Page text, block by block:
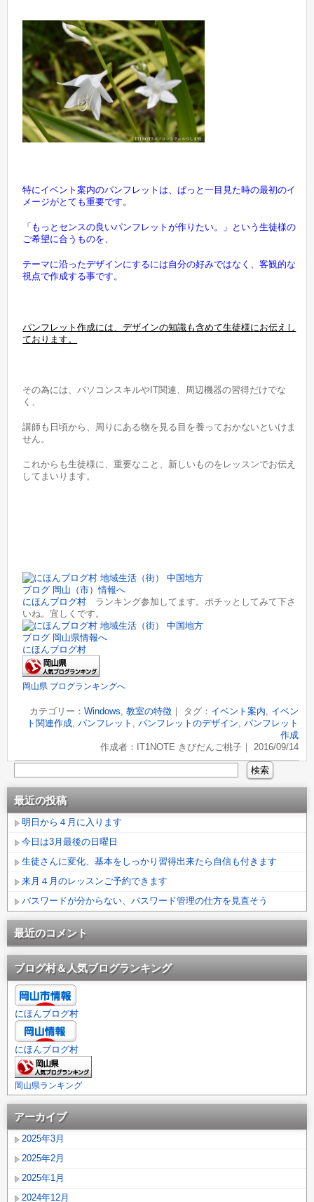
特にイベント案内のパンフレットは、ぱっと一目見た時の最初のイ
メージがとても重要です。
「もっとセンスの良いパンフレットが作りたい。」という生徒様の
ご希望に合うものを、
テーマに沿ったデザインにするには自分の好みではなく、客観的な
視点で作成する事です。
パンフレット作成には、デザインの知識も含めて生徒様にお伝えし
ております。
その為には、パソコンスキルやIT関連、周辺機器の習得だけでな
く、
講師も日頃から、周りにある物を見る目を養っておかないといけま
せん。
これからも生徒様に、重要なこと、新しいものをレッスンでお伝え
してまいります。
にほんブログ村 ランキング参加してます。ポチッとしてみて下さ
いね。宜しくです。
にほんブログ村
岡山県 ブログランキングへ
カテゴリー： Windows, 教室の特徴｜ タグ： イベント案内, イベン
ト関連作成, パンフレット , パンフレットのデザイン, パンフレット
作成
作成者：IT1NOTE きびだんご桃子｜ 2016/09/14
最近の投稿
明日から４月に入ります
今日は3月最後の日曜日
生徒さんに変化、基本をしっかり習得出来たら自信も付きます
来月４月のレッスンご予約できます
パスワードが分からない、パスワード管理の仕方を見直そう
最近のコメント
ブログ村＆人気ブログランキング
にほんブログ村
にほんブログ村
岡山県ランキング
アーカイブ
2025年3月
2025年2月
2025年1月
2024年12月